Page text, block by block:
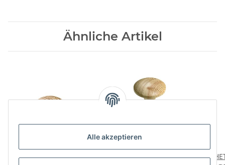
Alle akzeptieren
Ähnliche Artikel
HETTICH Möbelknopf, Ø
HETTICH Huthaken, 50 x